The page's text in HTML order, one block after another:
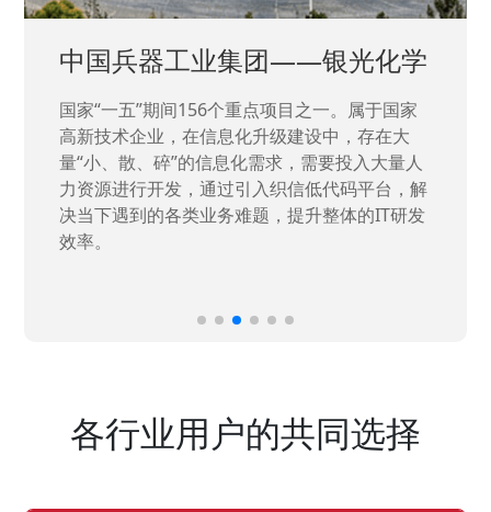
中国兵器工业集团——银光化学
国家“一五”期间156个重点项目之一。属于国家
高新技术企业，在信息化升级建设中，存在大
量“小、散、碎”的信息化需求，需要投入大量人
力资源进行开发，通过引入织信低代码平台，解
决当下遇到的各类业务难题，提升整体的IT研发
效率。
各行业用户的共同选择